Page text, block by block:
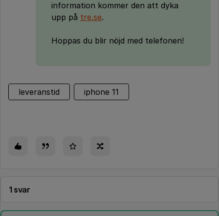
information kommer den att dyka
upp på tre.se.
Hoppas du blir nöjd med telefonen!
leveranstid iphone 11
1 svar